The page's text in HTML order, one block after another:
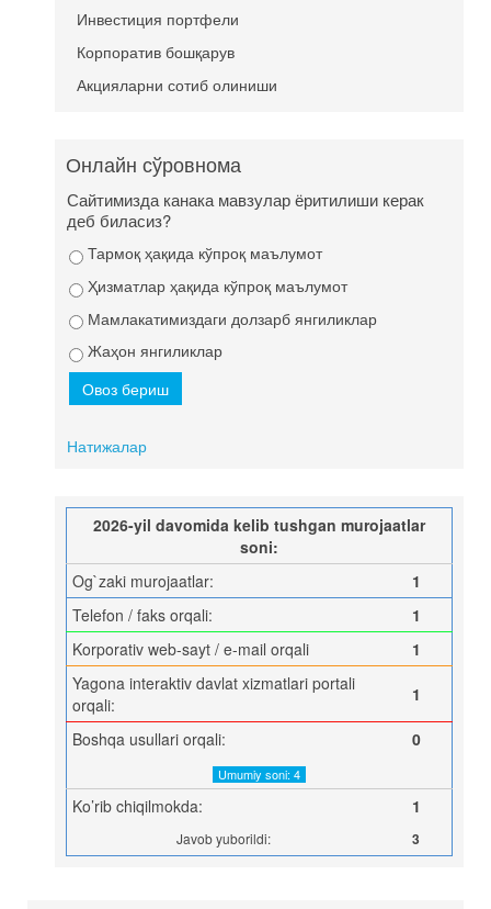
Инвестиция портфели
Корпоратив бошқарув
Акцияларни сотиб олиниши
Онлайн сўровнома
Сайтимизда канака мавзулар ёритилиши керак
деб биласиз?
Тармоқ ҳақида кўпроқ маълумот
Ҳизматлар ҳақида кўпроқ маълумот
Мамлакатимиздаги долзарб янгиликлар
Жаҳон янгиликлар
Натижалар
2026-yil davomida kelib tushgan murojaatlar
soni:
Og`zaki murojaatlar:
1
Telefon / faks orqali:
1
Korporativ web-sayt / e-mail orqali
1
Yagona interaktiv davlat xizmatlari portali
orqali:
1
Boshqa usullari orqali: 0
Umumiy soni: 4
Ko’rib chiqilmokda: 1
Javob yuborildi: 3